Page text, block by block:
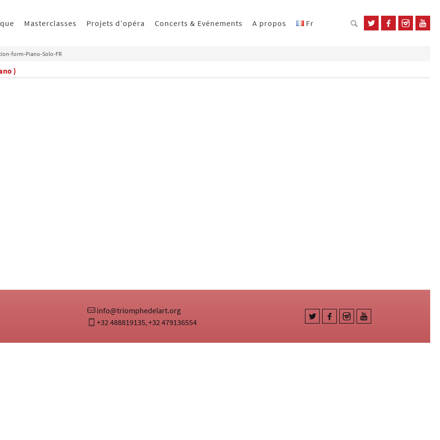
Masterclasses Projets d’opéra Concerts & Evénements A propos Fr
form-Piano-Solo-FR
)
info@triomphedelart.org
+32 488819135,+32 479136554